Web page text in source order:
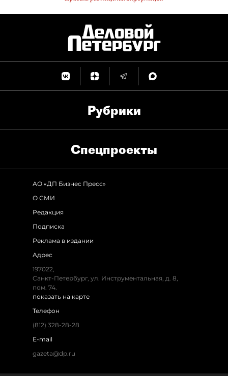
Рубрики
Спец­проекты
АО «ДП Бизнес Пресс»
О СМИ
Редакция
Подписка
Реклама в издании
Адрес
197022,
Санкт-Петербург, ул. Инструментальная, д. 8,
пом. 74.
показать на карте
Телефон
(812) 328-28-28
E-mail
gazeta@dp.ru